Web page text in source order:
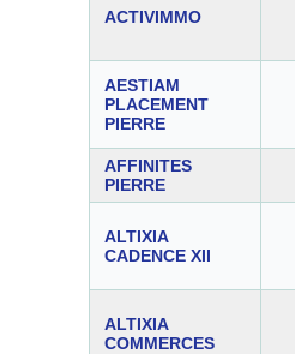
ACTIVIMMO
AESTIAM
PLACEMENT
PIERRE
AFFINITES
PIERRE
ALTIXIA
CADENCE XII
ALTIXIA
COMMERCES